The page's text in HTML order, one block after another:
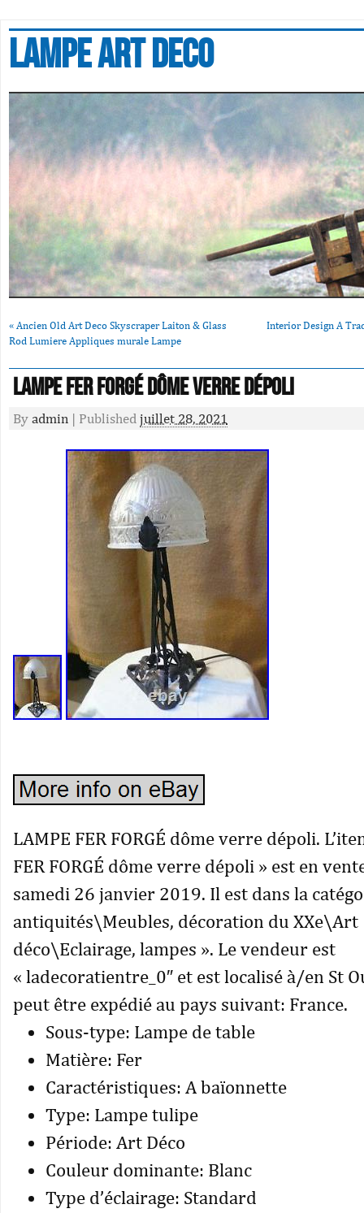
Lampe art deco
« Ancien Old Art Deco Skyscraper Laiton & Glass
Rod Lumiere Appliques murale Lampe
Interior Design A
LAMPE FER FORGÉ dôme verre dépoli
By admin | Published juillet 28, 2021
LAMPE FER FORGÉ dôme verre dépoli.
FER FORGÉ dôme verre dépoli » est en
samedi 26 janvier 2019. Il est dans la
antiquités\Meubles, décoration du XXe\Art
déco\Eclairage, lampes ». Le vendeur est
« ladecoratientre_0″ et est localisé à/en St
peut être expédié au pays suivant: France.
Sous-type: Lampe de table
Matière: Fer
Caractéristiques: A baïonnette
Type: Lampe tulipe
Période: Art Déco
Couleur dominante: Blanc
Type d’éclairage: Standard